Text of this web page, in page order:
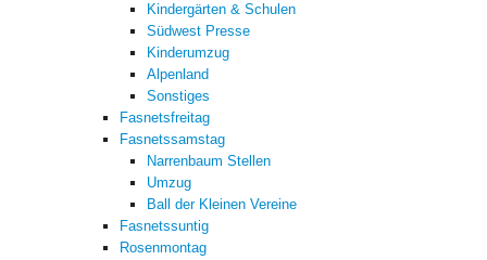
Kindergärten & Schulen
Südwest Presse
Kinderumzug
Alpenland
Sonstiges
Fasnetsfreitag
Fasnetssamstag
Narrenbaum Stellen
Umzug
Ball der Kleinen Vereine
Fasnetssuntig
Rosenmontag